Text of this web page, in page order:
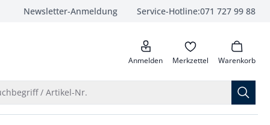
Newsletter-Anmeldung Service-Hotline:071 727 99 88
anrufen
Anmelden Merkzettel Warenkorb
/ Artikel-Nr.